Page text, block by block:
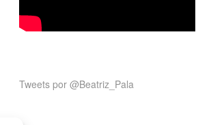
Tweets por @Beatriz_Pala